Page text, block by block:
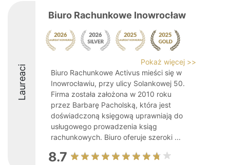
Laureaci
Biuro Rachunkowe Inowrocław
Pokaż więcej >>
Biuro Rachunkowe Activus mieści się w
Inowrocławiu, przy ulicy Solankowej 50.
Firma została założona w 2010 roku
przez Barbarę Pacholską, która jest
doświadczoną księgową uprawniają do
usługowego prowadzenia ksiąg
rachunkowych. Biuro oferuje szeroki ...
8.7